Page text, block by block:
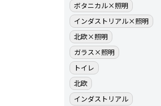
ボタニカル×照明
インダストリアル×照明
北欧×照明
ガラス×照明
トイレ
北欧
インダストリアル